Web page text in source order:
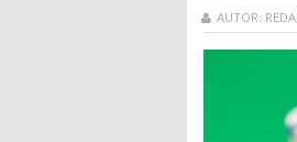
AUTOR: